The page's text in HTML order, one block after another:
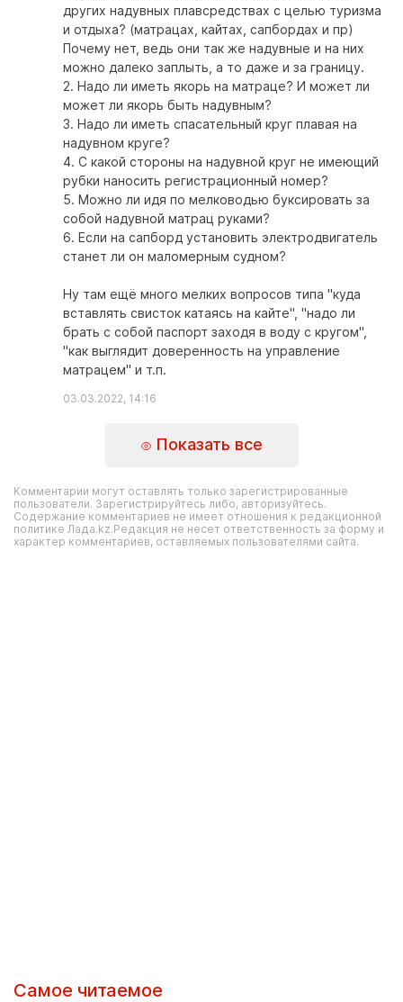
других надувных плавсредствах с целью туризма
и отдыха? (матрацах, кайтах, сапбордах и пр)
Почему нет, ведь они так же надувные и на них
можно далеко заплыть, а то даже и за границу.
2. Надо ли иметь якорь на матраце? И может ли
может ли якорь быть надувным?
3. Надо ли иметь спасательный круг плавая на
надувном круге?
4. С какой стороны на надувной круг не имеющий
рубки наносить регистрационный номер?
5. Можно ли идя по мелководью буксировать за
собой надувной матрац руками?
6. Если на сапборд установить электродвигатель
станет ли он маломерным судном?
Ну там ещё много мелких вопросов типа "куда
вставлять свисток катаясь на кайте", "надо ли
брать с собой паспорт заходя в воду с кругом",
"как выглядит доверенность на управление
матрацем" и т.п.
03.03.2022, 14:16
Показать все
Комментарии могут оставлять только зарегистрированные
пользователи. Зарегистрируйтесь либо, авторизуйтесь.
Содержание комментариев не имеет отношения к редакционной
политике Лада.kz.Редакция не несет ответственность за форму и
характер комментариев, оставляемых пользователями сайта.
Самое читаемое